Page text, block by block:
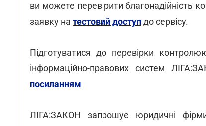
ви можете перевірити благонадійність
заявку на тестовий доступдо сервісу.
Підготуватися до перевірки
інформаційно-правових систем
посиланням
ЛІГА:ЗАКОН запрошує юридичні